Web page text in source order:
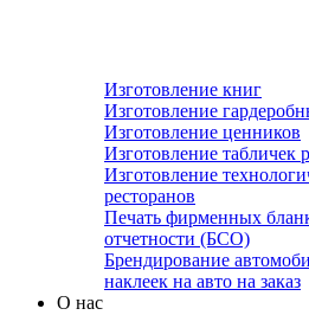
Изготовление книг
Изготовление
Изготовление ценников
Изготовление табличек
Изготовление
ресторанов
Печать фирменных
отчетности (БСО)
Брендирование
наклеек на авто на заказ
О нас